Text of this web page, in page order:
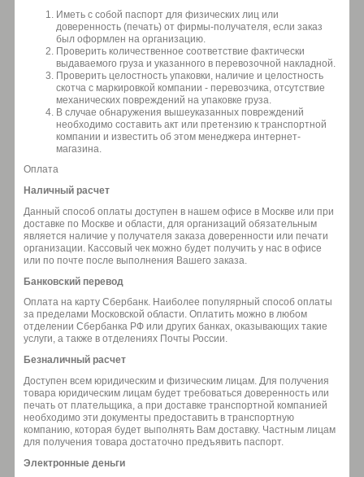
Иметь с собой паспорт для физических лиц или
доверенность (печать) от фирмы-получателя, если заказ
был оформлен на организацию.
Проверить количественное соответствие фактически
выдаваемого груза и указанного в перевозочной накладной.
Проверить целостность упаковки, наличие и целостность
скотча с маркировкой компании - перевозчика, отсутствие
механических повреждений на упаковке груза.
В случае обнаружения вышеуказанных повреждений
необходимо составить акт или претензию к транспортной
компании и известить об этом менеджера интернет-
магазина.
Оплата
Наличный расчет
Данный способ оплаты доступен в нашем офисе в Москве или при
доставке по Москве и области, для организаций обязательным
является наличие у получателя заказа доверенности или печати
организации. Кассовый чек можно будет получить у нас в офисе
или по почте после выполнения Вашего заказа.
Банковский перевод
Оплата на карту Сбербанк. Наиболее популярный способ оплаты
за пределами Московской области. Оплатить можно в любом
отделении Сбербанка РФ или других банках, оказывающих такие
услуги, а также в отделениях Почты России.
Безналичный расчет
Доступен всем юридическим и физическим лицам. Для получения
товара юридическим лицам будет требоваться доверенность или
печать от плательщика, а при доставке транспортной компанией
необходимо эти документы предоставить в транспортную
компанию, которая будет выполнять Вам доставку. Частным лицам
для получения товара достаточно предъявить паспорт.
Электронные деньги